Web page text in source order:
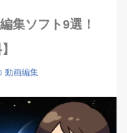
集ソフト9選！
動画編集